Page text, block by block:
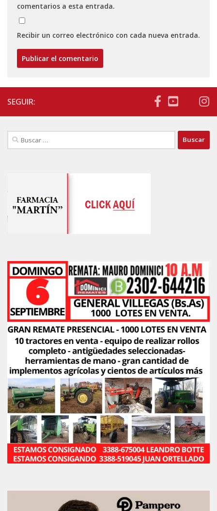
comentarios a esta entrada.
Recibir un correo electrónico con cada nueva entrada.
SEGUIR:
Buscar: